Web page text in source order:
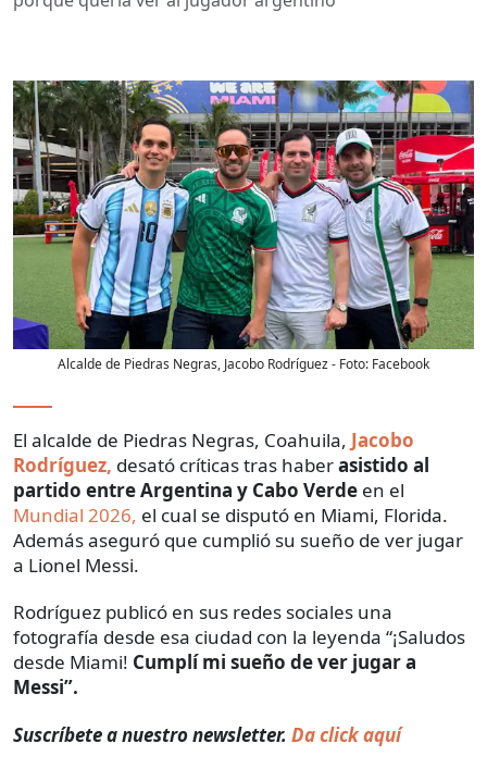
Alcalde de Piedras Negras, Jacobo Rodríguez- Foto: Facebook
El alcalde de Piedras Negras, Coahuila, Jacobo
Rodríguez, desató críticas tras haberasistido al
partido entre Argentina y Cabo Verde en el
Mundial 2026, el cual se disputó en Miami, Florida.
Además aseguró que cumplió su sueño de ver jugar
a Lionel Messi.
Rodríguez publicó en sus redes sociales una
fotografía desde esa ciudad con la leyenda “¡Saludos
desde Miami! Cumplí mi sueño de ver jugar a
Messi”.
Suscríbete a nuestro newsletter. Da click aquí